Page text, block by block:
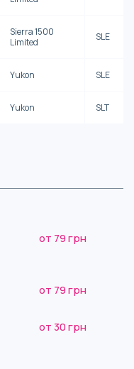
Sierra 1500
Limited
SLE
Yukon SLE
Yukon SLT
от 79 грн
от 79 грн
от 30 грн